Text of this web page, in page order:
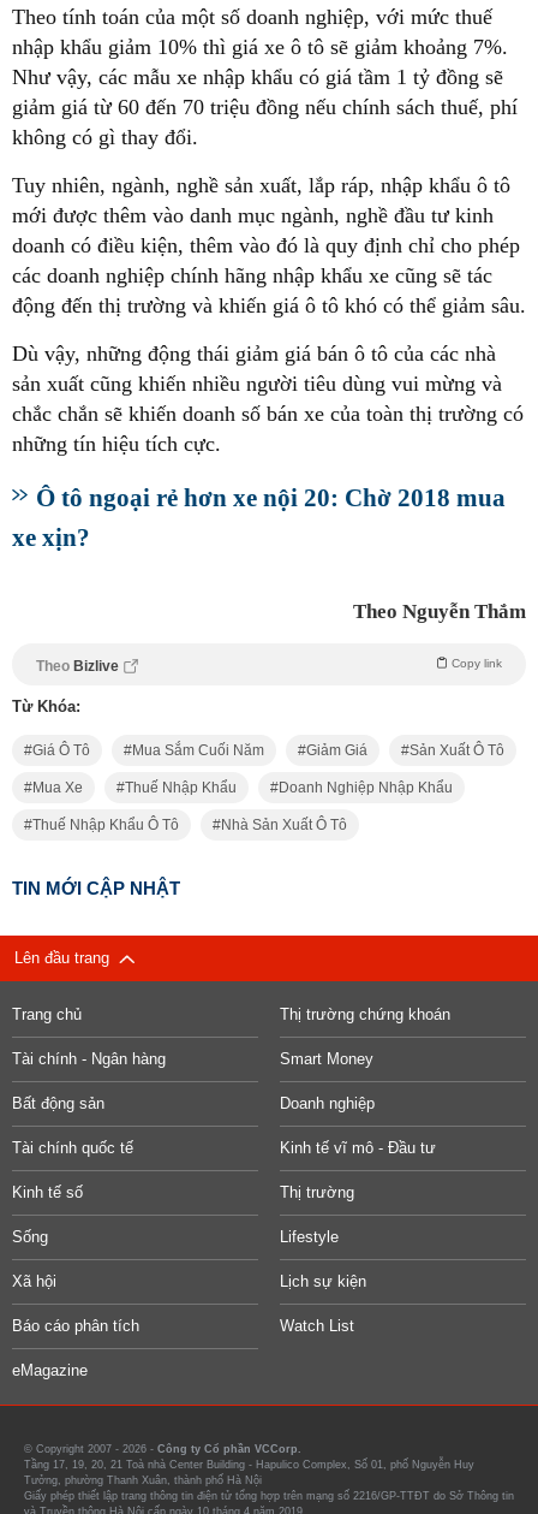
Theo tính toán của một số doanh nghiệp, với mức thuế
nhập khẩu giảm 10% thì giá xe ô tô sẽ giảm khoảng 7%.
Như vậy, các mẫu xe nhập khẩu có giá tầm 1 tỷ đồng sẽ
giảm giá từ 60 đến 70 triệu đồng nếu chính sách thuế, phí
không có gì thay đổi.
Tuy nhiên, ngành, nghề sản xuất, lắp ráp, nhập khẩu ô tô
mới được thêm vào danh mục ngành, nghề đầu tư kinh
doanh có điều kiện, thêm vào đó là quy định chỉ cho phép
các doanh nghiệp chính hãng nhập khẩu xe cũng sẽ tác
động đến thị trường và khiến giá ô tô khó có thể giảm sâu.
Dù vậy, những động thái giảm giá bán ô tô của các nhà
sản xuất cũng khiến nhiều người tiêu dùng vui mừng và
chắc chắn sẽ khiến doanh số bán xe của toàn thị trường có
những tín hiệu tích cực.
Ô tô ngoại rẻ hơn xe nội 20: Chờ 2018 mua
xe xịn?
Theo Nguyễn Thắm
Theo Bizlive Copy link
Từ Khóa:
Giá Ô Tô Mua Sắm Cuối Năm Giảm Giá Sản Xuất Ô Tô
Mua Xe Thuế Nhập Khẩu Doanh Nghiệp Nhập Khẩu
Thuế Nhập Khẩu Ô Tô Nhà Sản Xuất Ô Tô
TIN MỚI CẬP NHẬT
Lên đầu trang
Trang chủ Thị trường chứng khoán
Tài chính - Ngân hàng Smart Money
Bất động sản Doanh nghiệp
Tài chính quốc tế Kinh tế vĩ mô - Đầu tư
Kinh tế số Thị trường
Sống Lifestyle
Xã hội Lịch sự kiện
Báo cáo phân tích Watch List
eMagazine
© Copyright 2007 - 2026 - Công ty Cổ phần VCCorp.
Tầng 17, 19, 20, 21 Toà nhà Center Building - Hapulico Complex, Số 01, phố Nguyễn Huy
Tưởng, phường Thanh Xuân, thành phố Hà Nội
Giấy phép thiết lập trang thông tin điện tử tổng hợp trên mạng số 2216/GP-TTĐT do Sở Thông tin
và Truyền thông Hà Nội cấp ngày 10 tháng 4 năm 2019.